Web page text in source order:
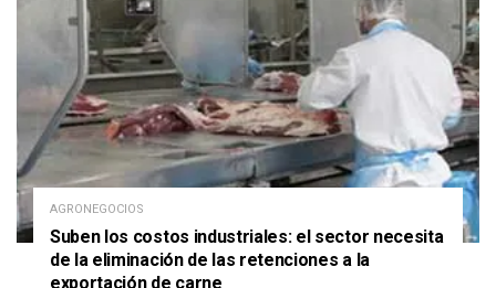
AGRONEGOCIOS
Suben los costos industriales: el sector necesita
de la eliminación de las retenciones a la
exportación de carne